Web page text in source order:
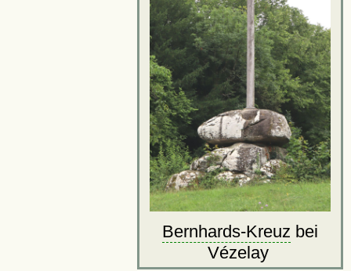
Bernhards-Kreuz bei
Vézelay